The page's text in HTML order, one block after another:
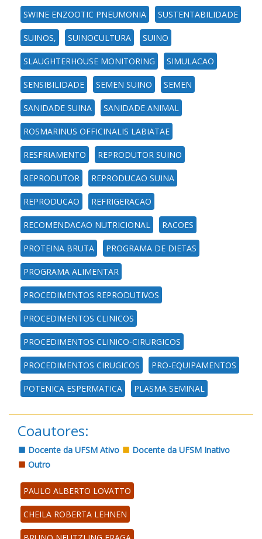
SWINE ENZOOTIC PNEUMONIA SUSTENTABILIDADE
SUINOS, SUINOCULTURA SUINO
SLAUGHTERHOUSE MONITORING SIMULACAO
SENSIBILIDADE SEMEN SUINO SEMEN
SANIDADE SUINA SANIDADE ANIMAL
ROSMARINUS OFFICINALIS LABIATAE
RESFRIAMENTO REPRODUTOR SUINO
REPRODUTOR REPRODUCAO SUINA
REPRODUCAO REFRIGERACAO
RECOMENDACAO NUTRICIONAL RACOES
PROTEINA BRUTA PROGRAMA DE DIETAS
PROGRAMA ALIMENTAR
PROCEDIMENTOS REPRODUTIVOS
PROCEDIMENTOS CLINICOS
PROCEDIMENTOS CLINICO-CIRURGICOS
PROCEDIMENTOS CIRUGICOS PRO-EQUIPAMENTOS
POTENICA ESPERMATICA PLASMA SEMINAL
Coautores:
Docente da UFSM Ativo
Docente da UFSM Inativo
Outro
PAULO ALBERTO LOVATTO
CHEILA ROBERTA LEHNEN